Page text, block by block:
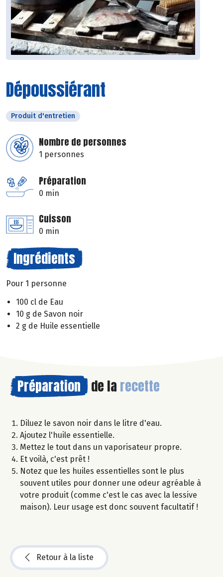
Dépoussiérant
Produit d'entretien
Nombre de personnes
1 personnes
Préparation
0 min
Cuisson
0 min
Ingrédients
Pour 1 personne
100 cl de Eau
10 g de Savon noir
2 g de Huile essentielle
Préparation de la recette
Diluez le savon noir dans le litre d'eau.
Ajoutez l'huile essentielle.
Mettez le tout dans un vaporisateur propre.
Et voilà, c'est prêt !
Notez que les huiles essentielles sont le plus
souvent utiles pour donner une odeur agréable à
votre produit (comme c'est le cas avec la lessive
maison). Leur usage est donc souvent facultatif !
Retour à la liste